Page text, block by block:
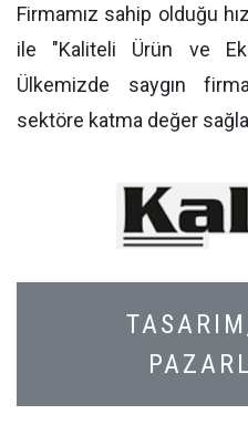
Firmamız sahip olduğu
ile "Kaliteli Ürün ve
Ülkemizde saygın
sektöre katma değer